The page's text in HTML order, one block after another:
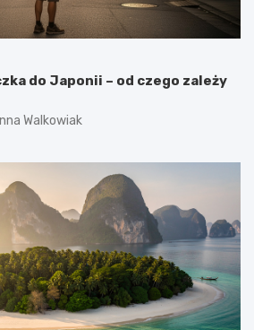
do Japonii – od czego zależy
Walkowiak